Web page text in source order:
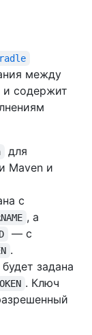
между
и содержит
для
Maven и
с
, а
— с
.
будет задана
. Ключ